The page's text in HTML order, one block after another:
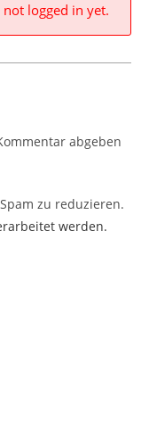
logged in yet.
abgeben
zu reduzieren.
werden.